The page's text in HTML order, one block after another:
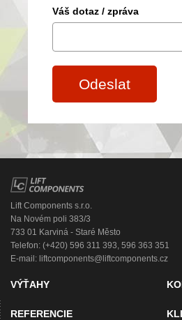
Váš dotaz / zpráva
Odeslat
Lift Components s.r.o.
Na Novém poli 383/3
733 01 Karviná - Staré Město
Telefon: (+420) 596 311 393, 596 363 351
E-mail: liftcomponents@liftcomponents.cz
VÝŤAHY
REFERENCIE